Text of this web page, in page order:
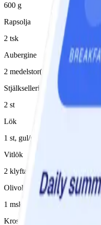
600 g
Rapsolja
2 tsk
Aubergine
2 medelstor(t)/medelstora
Stjälkselleri
2 st
Lök
1 st, gul/gula
Vitlök
2 klyfta(or)
Olivolja
1 msk
Krossade tomater